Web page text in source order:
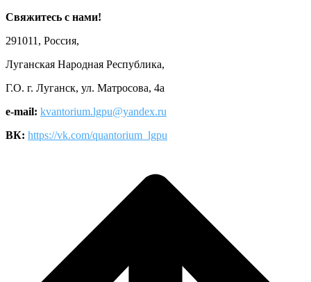
Свяжитесь с нами!
291011, Россия,
Луганская Народная Республика,
Г.О. г. Луганск, ул. Матросова, 4а
e-mail: kvantorium.lgpu@yandex.ru
ВК: https://vk.com/quantorium_lgpu